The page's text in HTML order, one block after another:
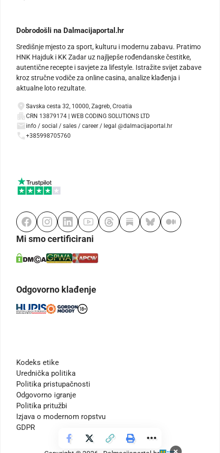
Dobrodošli na Dalmacijaportal.hr
Središnje mjesto za sport, kulturu i modernu zabavu. Pratimo
HNK Hajduk i KK Zadar uz najljepše rođendanske čestitke,
autentične recepte i savjete za lifestyle. Istražite svijet zabave
kroz stručne vodiče za online casina, analize klađenja i
aktualne loto rezultate.
Savska cesta 32, 10000, Zagreb, Croatia
CRN 13879174 | WEB CODING SOLUTIONS LTD
info / social / sales / career / legal @dalmacijaportal.hr
+385998705760
Mi smo certificirani
Odgovorno klađenje
Kodeks etike
Urednička politika
Politika pristupačnosti
Odgovorno igranje
Politika pritužbi
Izjava o modernom ropstvu
GDPR